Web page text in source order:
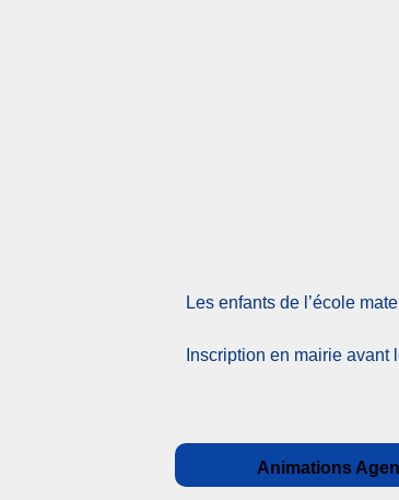
Les enfants de l’école
Inscription en mairie avant
Auteur
Publié
le
Catégories
Animations